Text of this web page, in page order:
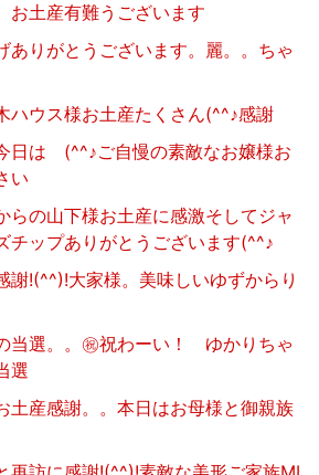
お土産有難うございます
ありがとうございます。麗。。ちゃ
ハウス様お土産たくさん(^^♪感謝
日は (^^♪ご自慢の素敵なお嬢様お
い
らの山下様お土産に感激そしてジャ
チップありがとうございます(^^♪
謝!(^^)!大家様。美味しいゆずからり
当選。。㊗祝わーい！ ゆかりちゃ
選
土産感謝。。本日はお母様と御親族